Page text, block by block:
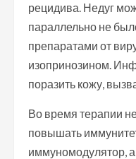
рецидива. Недуг
параллельно не
препаратами от
изопринозином.
поразить кожу,
Во время терапии
повышать
иммуномодулятор,